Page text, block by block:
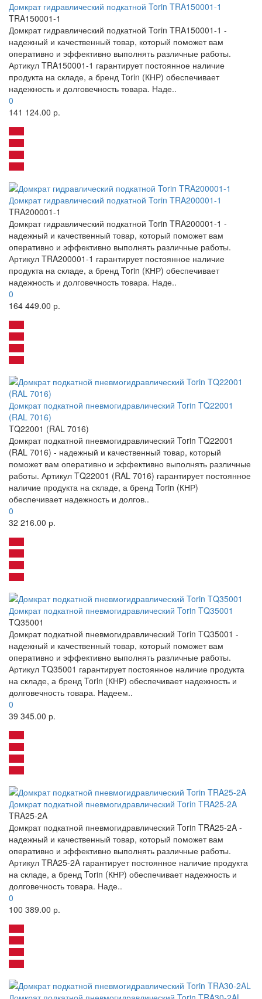
Домкрат гидравлический подкатной Torin TRA150001-1
TRA150001-1
Домкрат гидравлический подкатной Torin TRA150001-1 -
надежный и качественный товар, который поможет вам
оперативно и эффективно выполнять различные работы.
Артикул TRA150001-1 гарантирует постоянное наличие
продукта на складе, а бренд Torin (КНР) обеспечивает
надежность и долговечность товара. Наде..
0
141 124.00 р.
Домкрат гидравлический подкатной Torin TRA200001-1
TRA200001-1
Домкрат гидравлический подкатной Torin TRA200001-1 -
надежный и качественный товар, который поможет вам
оперативно и эффективно выполнять различные работы.
Артикул TRA200001-1 гарантирует постоянное наличие
продукта на складе, а бренд Torin (КНР) обеспечивает
надежность и долговечность товара. Наде..
0
164 449.00 р.
Домкрат подкатной пневмогидравлический Torin TQ22001
(RAL 7016)
TQ22001 (RAL 7016)
Домкрат подкатной пневмогидравлический Torin TQ22001
(RAL 7016) - надежный и качественный товар, который
поможет вам оперативно и эффективно выполнять различные
работы. Артикул TQ22001 (RAL 7016) гарантирует постоянное
наличие продукта на складе, а бренд Torin (КНР)
обеспечивает надежность и долгов..
0
32 216.00 р.
Домкрат подкатной пневмогидравлический Torin TQ35001
TQ35001
Домкрат подкатной пневмогидравлический Torin TQ35001 -
надежный и качественный товар, который поможет вам
оперативно и эффективно выполнять различные работы.
Артикул TQ35001 гарантирует постоянное наличие продукта
на складе, а бренд Torin (КНР) обеспечивает надежность и
долговечность товара. Надеем..
0
39 345.00 р.
Домкрат подкатной пневмогидравлический Torin TRA25-2A
TRA25-2A
Домкрат подкатной пневмогидравлический Torin TRA25-2A -
надежный и качественный товар, который поможет вам
оперативно и эффективно выполнять различные работы.
Артикул TRA25-2A гарантирует постоянное наличие продукта
на складе, а бренд Torin (КНР) обеспечивает надежность и
долговечность товара. Наде..
0
100 389.00 р.